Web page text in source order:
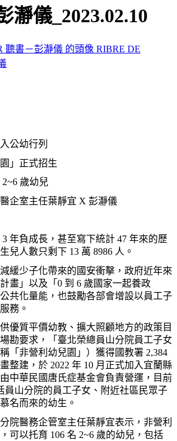
瀞儀_2023.02.10
RIBRE DE
公幼行列
」正式招生
歲幼兒
企室主任葉靜宜 X 彭瀞儀
年負成長，甚至寫下統計 47 年來的歷
兒人數只剩下 13 萬 8986 人。
緩少子化帶來的國安衝擊，政府近年來
畫」以及「0 到 6 歲國家一起養政
共化量能，也鼓勵各部會增設以員工子
務。
優質平價幼教、擴大照顧地方的政策目
勘要求，
「 臺北榮總員山分院員工子女
稱「非營利幼兒園」）獲得國教署 2,384
整建，於 2022 年 10 月正式加入宜蘭縣
中華民國唐氏症基金會負責營運，目前
員山分院的員工子女、附近社區民眾子
名而來的幼生。
院醫務企管室主任葉靜宜表示，非營利
可以托育 106 名 2~6 歲的幼兒，包括